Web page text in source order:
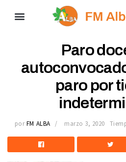
Paro
paro por
por FM ALBA marzo 3, 2020